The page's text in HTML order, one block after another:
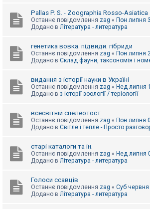
Pallas P. S. - Zoographia Rosso-Asiatica
Останнє повідомлення zag « Пон липня
Додано в Література - литература
генетика вовка. підвиди. гібриди
Останнє повідомлення zag « Пон липня
Додано в Склад фауни, таксономія і
видання з історії науки в Україні
Останнє повідомлення zag « Нед липня
Додано в з історії зоології / теріології
всесвітній спелеотост
Останнє повідомлення zag « Пон липня
Додано в Світле і тепле - Просто
старі каталоги та ін.
Останнє повідомлення zag « Нед липня
Додано в Література - литература
Голоси ссавців
Останнє повідомлення zag « Суб
Додано в Література - литература